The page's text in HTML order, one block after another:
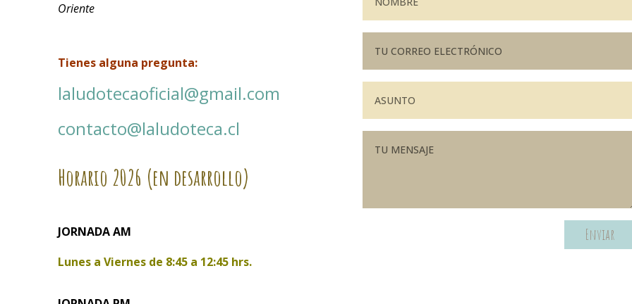
Oriente
Tienes alguna pregunta:
laludotecaoficial@gmail.com
contacto@laludoteca.cl
Horario 2026 (en desarrollo)
JORNADA AM
Lunes a Viernes de 8:45 a 12:45 hrs.
Enviar